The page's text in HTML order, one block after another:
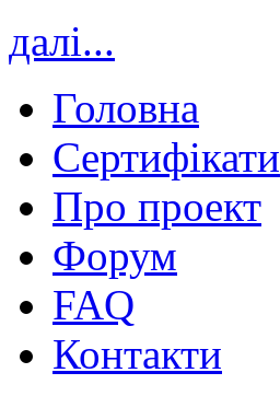
далі...
Головна
Сертифікати
Про проект
Форум
FAQ
Контакти